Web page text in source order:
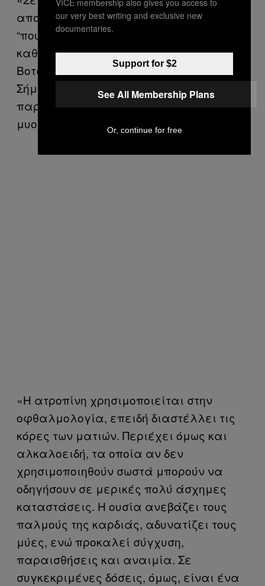
αποκαλείται “bolundariţă”, δηλαδή αυτό
“που σε κάνει τρελό”», εξηγεί ο
καθηγητής Vasile Cristea, πρόεδρος του
Βοτανικού Κήπου της Cluj-Napoca.
Σήμερα, από το εν λόγω φυτό
παράγεται η ατροπίνη, ένα γνωστό
μυοχαλαρωτικό.
«Η ατροπίνη χρησιμοποιείται στην
οφθαλμολογία, επειδή διαστέλλει τις
κόρες των ματιών. Περιέχει όμως και
αλκαλοειδή, τα οποία αν δεν
χρησιμοποιηθούν σωστά μπορούν να
οδηγήσουν σε μερικές πολύ άσχημες
καταστάσεις. Η ουσία ανεβάζει τους
παλμούς της καρδιάς, αδυνατίζει τους
μύες, ενώ προκαλεί σύγχυση,
παραισθήσεις και αναιμία. Σε
συγκεκριμένες δόσεις, όμως, είναι ένα
our very best writing and exclusive new
documentaries.
Support for $2
See All Membership Plans
Or, continue for free